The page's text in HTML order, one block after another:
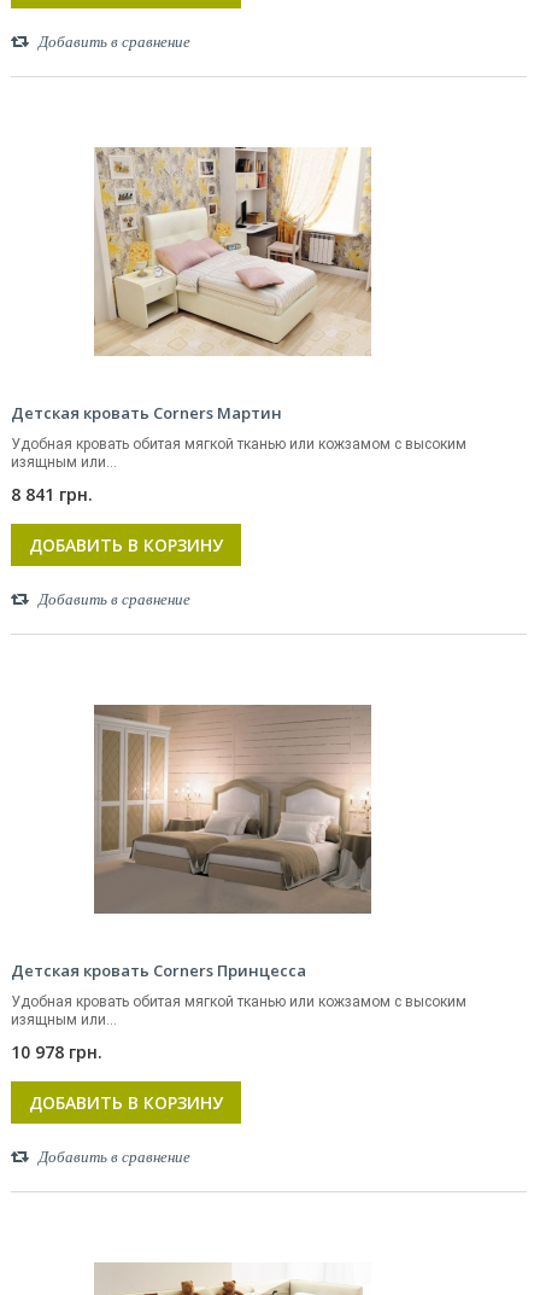
Добавить в сравнение
Детская кровать Corners Мартин
Удобная кровать обитая мягкой тканью или кожзамом с высоким
изящным или...
8 841 грн.
ДОБАВИТЬ В КОРЗИНУ
Добавить в сравнение
Детская кровать Corners Принцесса
Удобная кровать обитая мягкой тканью или кожзамом с высоким
изящным или...
10 978 грн.
ДОБАВИТЬ В КОРЗИНУ
Добавить в сравнение